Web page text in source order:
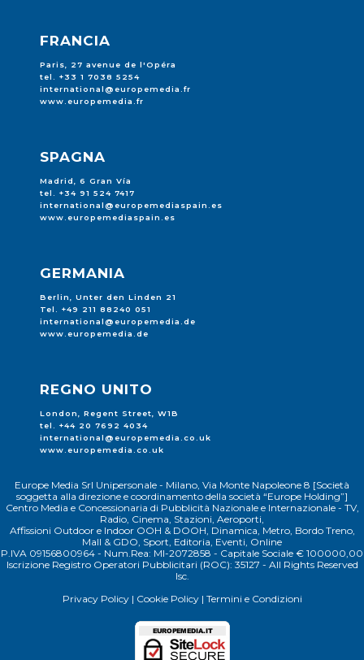
FRANCIA
Paris, 27 avenue de l'Opéra
tel. +33 1 7038 5254
international@europemedia.fr
www.europemedia.fr
SPAGNA
Madrid, 6 Gran Vía
tel. +34 91 524 7417
international@europemediaspain.es
www.europemediaspain.es
GERMANIA
Berlin, Unter den Linden 21
Tel. +49 211 88240 051
international@europemedia.de
www.europemedia.de
REGNO UNITO
London, Regent Street, W1B
tel. +44 20 7692 4034
international@europemedia.co.uk
www.europemedia.co.uk
Europe Media Srl Unipersonale - Milano, Via Monte Napoleone 8 [Società
soggetta alla direzione e coordinamento della società “Europe Holding”]
Centro Media e Concessionaria di Pubblicità Nazionale e Internazionale - TV,
Radio, Cinema, Stazioni, Aeroporti,
Affissioni Outdoor e Indoor OOH & DOOH, Dinamica, Metro, Bordo Treno,
Mall & GDO, Sport, Editoria, Eventi, Online
P.IVA 09156800964 - Num.Rea: MI-2072858 - Capitale Sociale € 100000,00
Iscrizione Registro Operatori Pubblicitari (ROC): 35127 - All Rights Reserved
Isc.
Privacy Policy| Cookie Policy| Termini e Condizioni